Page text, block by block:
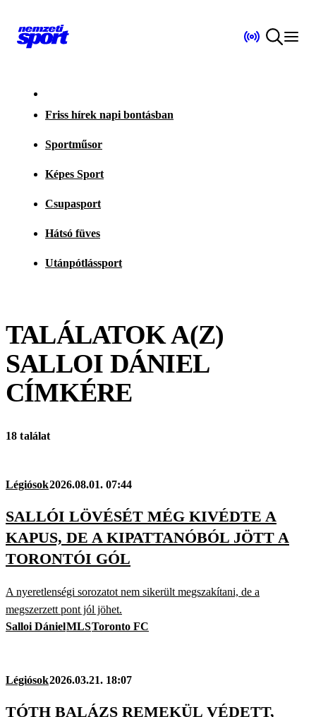
Friss hírek napi bontásban
Sportműsor
Képes Sport
Csupasport
Hátsó füves
Utánpótlássport
TALÁLATOK A(Z)
SALLOI DÁNIEL
CÍMKÉRE
18 találat
Légiósok2026.08.01. 07:44
SALLÓI LÖVÉSÉT MÉG KIVÉDTE A
KAPUS, DE A KIPATTANÓBÓL JÖTT A
TORONTÓI GÓL
A nyeretlenségi sorozatot nem sikerült megszakítani, de a
megszerzett pont jól jöhet.
Salloi DánielMLSToronto FC
Légiósok2026.03.21. 18:07
TÓTH BALÁZS REMEKÜL VÉDETT,